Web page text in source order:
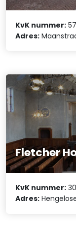
KvK nummer:
Adres:
Fletcher
KvK nummer:
Adres: